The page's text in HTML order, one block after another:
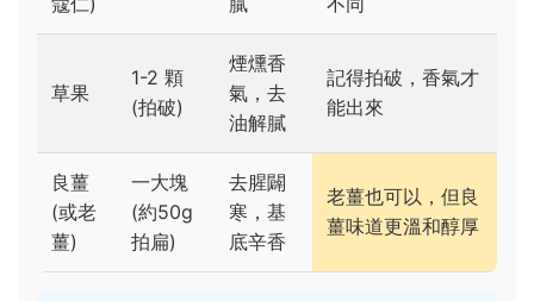
草果
1-2 顆
(拍破)
煙燻香
氣，去
油解膩
記得拍破，香氣才
能出來
良薑
(或老
薑)
一大塊
(約50g
拍扁)
去腥闢
寒，基
底辛香
老薑也可以，但良
薑味道更溫和醇厚